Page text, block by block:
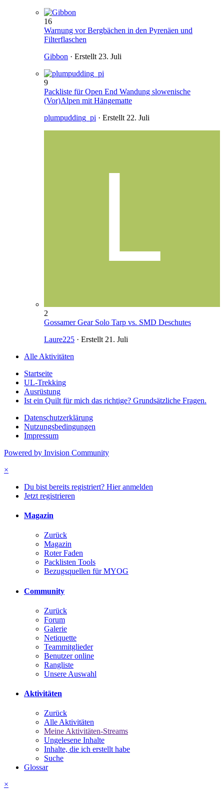
16
Warnung vor Bergbächen in den Pyrenäen und
Filterflaschen
Gibbon · Erstellt 23. Juli
9
Packliste für Open End Wandung slowenische
(Vor)Alpen mit Hängematte
plumpudding_pi · Erstellt 22. Juli
2
Gossamer Gear Solo Tarp vs. SMD Deschutes
Laure225 · Erstellt 21. Juli
Alle Aktivitäten
Startseite
UL-Trekking
Ausrüstung
Ist ein Quilt für mich das richtige? Grundsätzliche Fragen.
Datenschutzerklärung
Nutzungsbedingungen
Impressum
Powered by Invision Community
×
Du bist bereits registriert? Hier anmelden
Jetzt registrieren
Magazin
Zurück
Magazin
Roter Faden
Packlisten Tools
Bezugsquellen für MYOG
Community
Zurück
Forum
Galerie
Netiquette
Teammitglieder
Benutzer online
Rangliste
Unsere Auswahl
Aktivitäten
Zurück
Alle Aktivitäten
Meine Aktivitäten-Streams
Ungelesene Inhalte
Inhalte, die ich erstellt habe
Suche
Glossar
×